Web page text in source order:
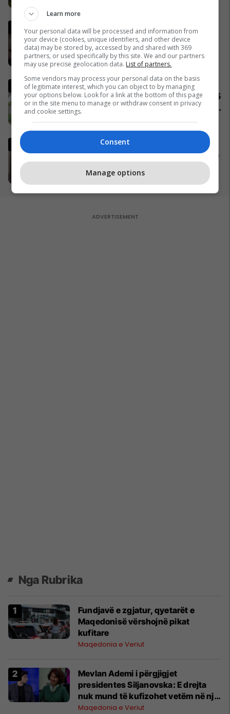
Lideri i Iranit thyen heshtjen,
lëshon një deklaratë të rrallë
publike
06/04/2026
Komuniteti shqiptar do të
ndërtojë xhami moderne prej 15
milionë frangash në St. Gallen
Trump: Falënderimi i takon
Allahut, e marta do të jetë "ditë
05/04/2026
Nga Rubrika
Fundjavë e zgjatur, qyetarët e
Maqedonisë vërshojnë pikat
kufitare
Maqedonia e Veriut
Mevlan Ademi i përgjigjet
presidentes Siljanovska: E drejta
nuk mund të kufizohet vetëm në një
gjuhë, praktika ndërkombëtare e
Maqedonia e Veriut
Learn more
Your personal data will be processed and information from
your device (cookies, unique identifiers, and other device
data) may be stored by, accessed by and shared with 369
partners, or used specifically by this site. We and our partners
may use precise geolocation data. List of partners.
Some vendors may process your personal data on the basis
of legitimate interest, which you can object to by managing
your options below. Look for a link at the bottom of this page
or in the site menu to manage or withdraw consent in privacy
and cookie settings.
Consent
Manage options